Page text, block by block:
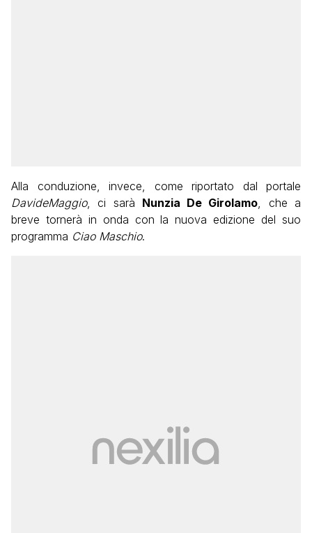
Alla conduzione, invece, come riportato dal portale
DavideMaggio, ci sarà Nunzia De Girolamo, che a
breve tornerà in onda con la nuova edizione del suo
programma Ciao Maschio.